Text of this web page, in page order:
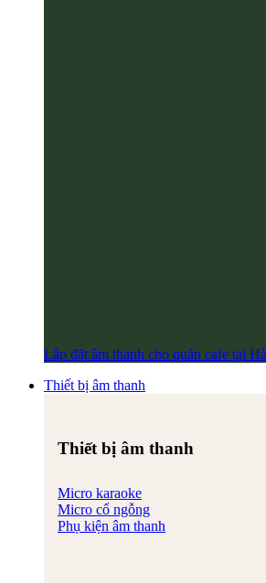
Lắp đặt âm thanh cho quán cafe tại
Thiết bị âm thanh
Thiết bị âm thanh
Micro karaoke
Micro cổ ngỗng
Phụ kiện âm thanh